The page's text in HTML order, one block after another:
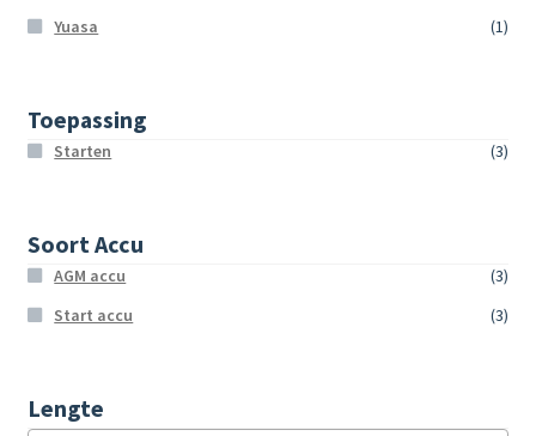
Yuasa
(1)
Toepassing
Starten (3)
Soort Accu
AGM accu
(3)
Start accu
(3)
Lengte